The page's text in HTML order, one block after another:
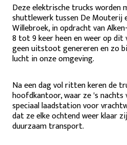
Deze elektrische trucks worden
shuttlewerk tussen De Mouterij
Willebroek, in opdracht van
8 tot 9 keer heen en weer op
geen uitstoot genereren en zo
lucht in onze omgeving.
Na een dag vol ritten keren de
hoofdkantoor, waar ze 's nachts
speciaal laadstation voor
dat ze elke ochtend weer klaar
duurzaam transport.